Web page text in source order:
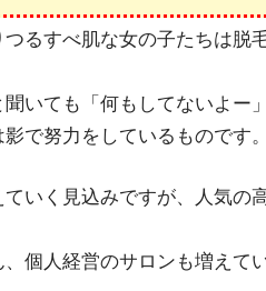
るすべ肌な女の子たちは脱
聞いても「何もしてないよー
で努力をしているものです。
いく見込みですが、人気の
個人経営のサロンも増えてい